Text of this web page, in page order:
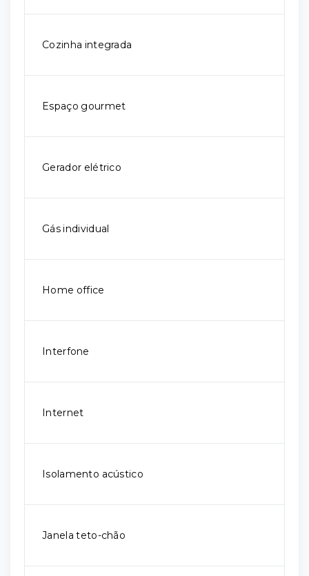
Cozinha integrada
Espaço gourmet
Gerador elétrico
Gás individual
Home office
Interfone
Internet
Isolamento acústico
Janela teto-chão